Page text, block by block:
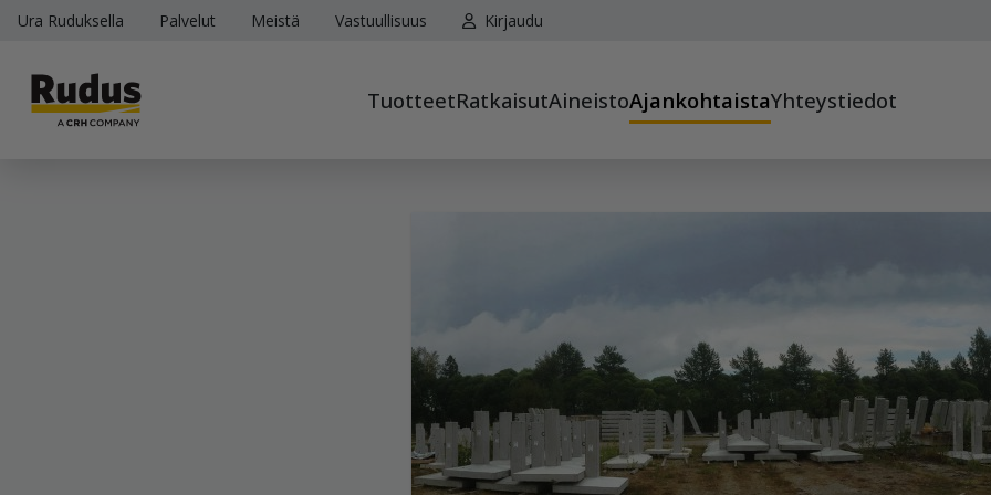
Ura Ruduksella Palvelut Meistä Vastuullisuus Kirjaudu
TuotteetRatkaisutAineistoAjankohtaistaYhteystiedot